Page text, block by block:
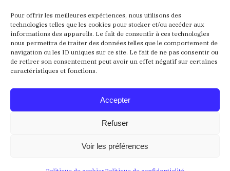
Pour offrir les meilleures expériences, nous utilisons des
technologies telles que les cookies pour stocker et/ou accéder aux
informations des appareils. Le fait de consentir à ces technologies
nous permettra de traiter des données telles que le comportement de
navigation ou les ID uniques sur ce site. Le fait de ne pas consentir ou
de retirer son consentement peut avoir un effet négatif sur certaines
caractéristiques et fonctions.
Accepter
Refuser
Voir les préférences
Places individuelles :de 8 à 35€
Achetez vos places
JE RÉSERVE MES PLACES